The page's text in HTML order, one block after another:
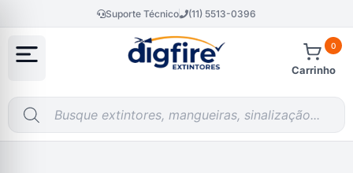
Suporte Técnico (11) 5513-0396
Carrinho
0